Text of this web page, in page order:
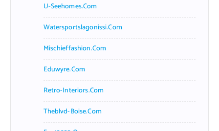
U-Seehomes.com
Watersportslagonissi.com
Mischieffashion.com
Eduwyre.com
Retro-Interiors.com
Theblvd-Boise.com